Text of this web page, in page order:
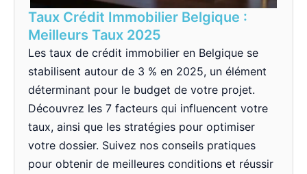
Taux Crédit Immobilier Belgique :
Meilleurs Taux 2025
Les taux de crédit immobilier en Belgique se
stabilisent autour de 3 % en 2025, un élément
déterminant pour le budget de votre projet.
Découvrez les 7 facteurs qui influencent votre
taux, ainsi que les stratégies pour optimiser
votre dossier. Suivez nos conseils pratiques
pour obtenir de meilleures conditions et réussir